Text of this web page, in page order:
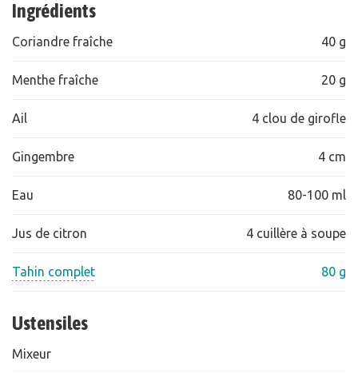
Ingrédients
Coriandre fraîche 40 g
Menthe fraîche 20 g
Ail 4 clou de girofle
Gingembre 4 cm
Eau 80-100 ml
Jus de citron 4 cuillère à soupe
Tahin complet 80 g
Ustensiles
Mixeur